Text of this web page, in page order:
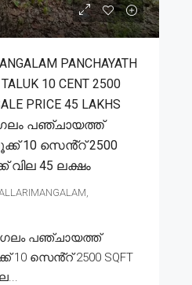
PANCHAYATH
10 CENT 2500
PRICE 45 LAKHS
പഞ്ചായത്ത്
10 സെൻ്റ് 2500
വില 45 ലക്ഷം
പഞ്ചായത്ത്
സെൻ്റ് 2500 SQFT